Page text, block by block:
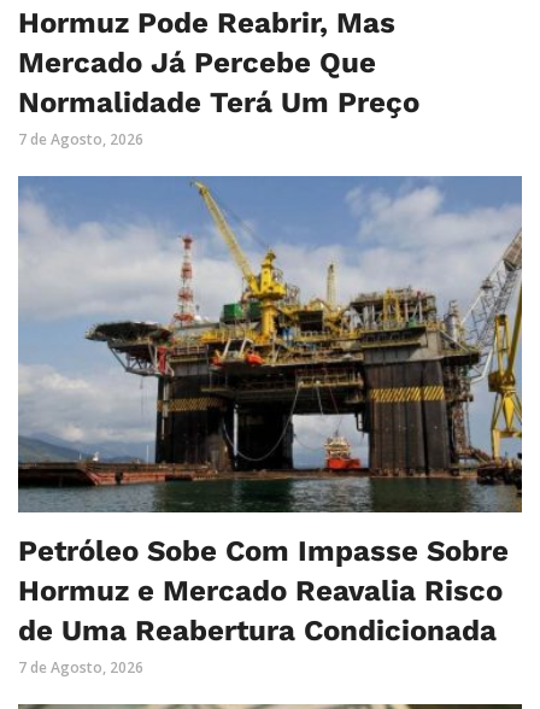
Hormuz Pode Reabrir, Mas
Mercado Já Percebe Que
Normalidade Terá Um Preço
7 de Agosto, 2026
Petróleo Sobe Com Impasse Sobre
Hormuz e Mercado Reavalia Risco
de Uma Reabertura Condicionada
7 de Agosto, 2026